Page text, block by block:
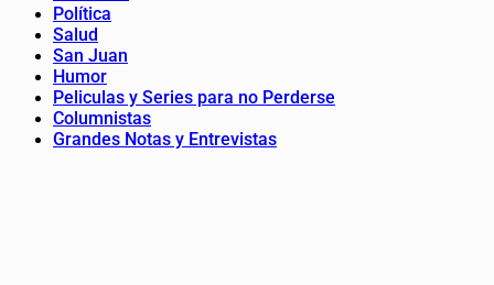
Política
Salud
San Juan
Humor
Peliculas y Series para no Perderse
Columnistas
Grandes Notas y Entrevistas